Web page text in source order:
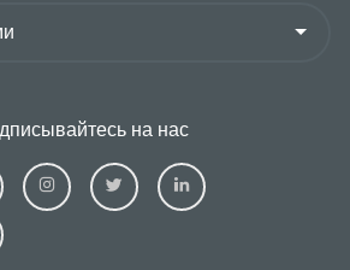
на нас
Ziraat
Kazakhstan
Ziraat
Kazakhstan
Ziraat